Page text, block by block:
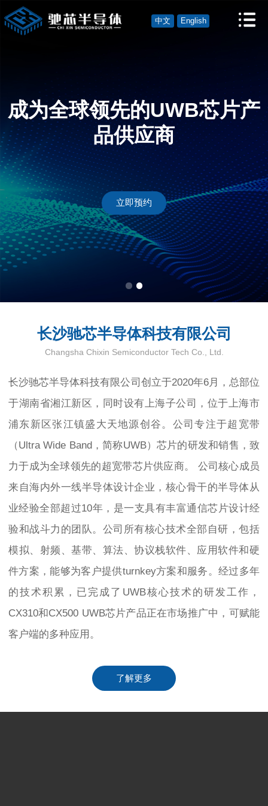
中文 English
成为全球领先的UWB芯片产
品供应商
立即预约
长沙驰芯半导体科技有限公司
Changsha Chixin Semiconductor Tech Co., Ltd.
长沙驰芯半导体科技有限公司创立于2020年6月，总部位
于湖南省湘江新区，同时设有上海子公司，位于上海市
浦东新区张江镇盛大天地源创谷。公司专注于超宽带
（Ultra Wide Band，简称UWB）芯片的研发和销售，致
力于成为全球领先的超宽带芯片供应商。 公司核心成员
来自海内外一线半导体设计企业，核心骨干的半导体从
业经验全部超过10年，是一支具有丰富通信芯片设计经
验和战斗力的团队。公司所有核心技术全部自研，包括
模拟、射频、基带、算法、协议栈软件、应用软件和硬
件方案，能够为客户提供turnkey方案和服务。经过多年
的技术积累，已完成了UWB核心技术的研发工作，
CX310和CX500 UWB芯片产品正在市场推广中，可赋能
客户端的多种应用。
了解更多